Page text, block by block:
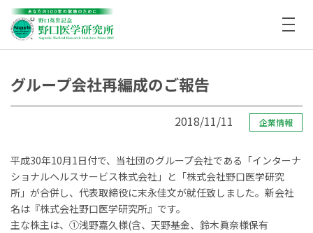
グループ会社再編成のご報告
2018/11/11 企業情報
平成30年10月1日付で、当社団のグループ会社である「インターナ
ショナルヘルスサービス株式会社」と「株式会社野口医学研究
所」が合併し、代表取締役に末永佳文が就任致しました。新会社
名は『株式会社野口医学研究所』です。
主な株主は、①浅野嘉久様(含、天野基金、鈴木眞奈様保有